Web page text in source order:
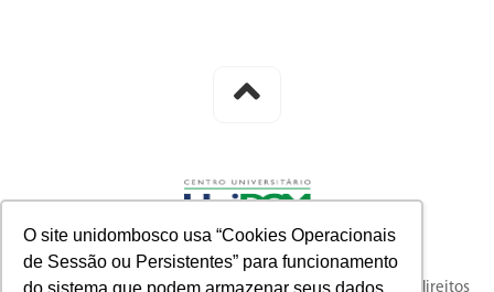
O site unidombosco usa “Cookies Operacionais
de Sessão ou Persistentes” para funcionamento
do sistema que podem armazenar seus dados
© 2023 knysna full-funnel customer acquisition. Todos os direitos